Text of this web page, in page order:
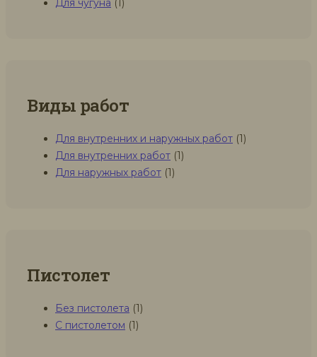
Для чугуна (1)
Виды работ
Для внутренних и наружных работ (1)
Для внутренних работ (1)
Для наружных работ (1)
Пистолет
Без пистолета (1)
С пистолетом (1)